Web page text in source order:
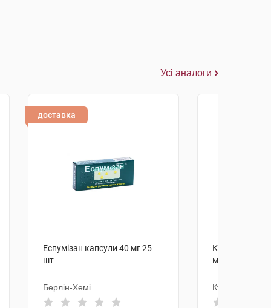
Усі аналоги
доставка
Еспумізан капсули 40 мг 25
шт
Берлін-Хемі
Колікід
мг/мл 30 мл 1
Кусум Фарм